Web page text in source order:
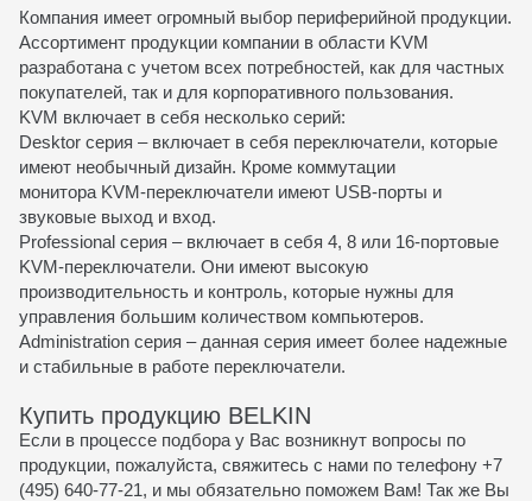
Компания имеет огромный выбор периферийной продукции.
Ассортимент продукции компании в области KVM
разработана с учетом всех потребностей, как для частных
покупателей, так и для корпоративного пользования.
KVM включает в себя несколько серий:
Desktor серия – включает в себя переключатели, которые
имеют необычный дизайн. Кроме коммутации
монитора KVM-переключатели имеют USB-порты и
звуковые выход и вход.
Professional серия – включает в себя 4, 8 или 16-портовые
KVM-переключатели. Они имеют высокую
производительность и контроль, которые нужны для
управления большим количеством компьютеров.
Administration серия – данная серия имеет более надежные
и стабильные в работе переключатели.
Купить продукцию BELKIN
Если в процессе подбора у Вас возникнут вопросы по
продукции, пожалуйста, свяжитесь с нами по телефону +7
(495) 640-77-21, и мы обязательно поможем Вам! Так же Вы